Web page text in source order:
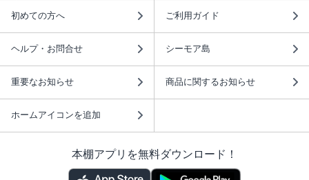
初めての方へ ご利用ガイド
ヘルプ・お問合せ シーモア島
重要なお知らせ 商品に関するお知らせ
ホームアイコンを追加
本棚アプリを無料ダウンロード！